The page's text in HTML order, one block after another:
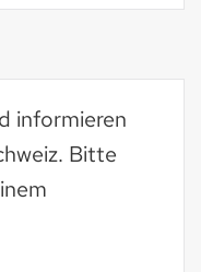
informieren
Bitte